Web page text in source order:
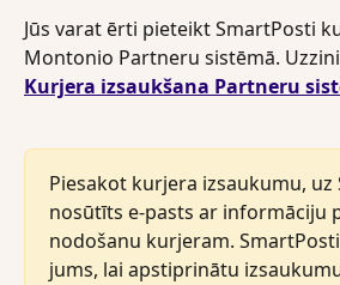
Jūs varat ērti pieteikt SmartPosti
Montonio Partneru sistēmā.
Kurjera izsaukšana Partneru
Piesakot kurjera izsaukumu,
nosūtīts e-pasts ar informāciju
nodošanu kurjeram.
jums, lai apstiprinātu